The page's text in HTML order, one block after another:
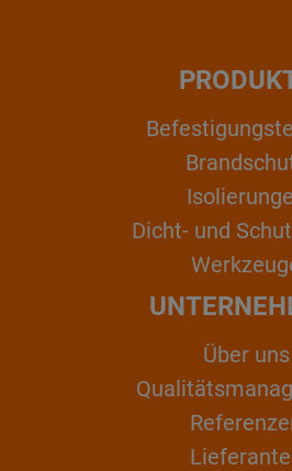
Dicht- und
Über uns